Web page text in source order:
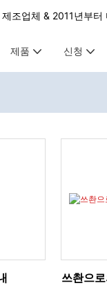
조업체 & 2011년부터
제품 신청
쓰촨으